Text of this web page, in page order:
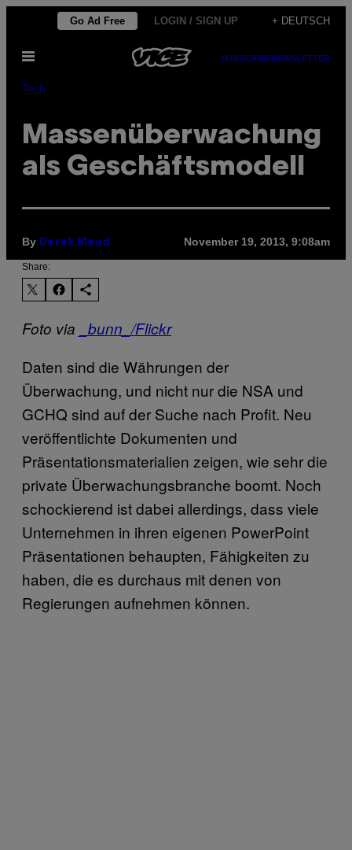
content
Go Ad Free LOGIN / SIGN UP + DEUTSCH
Open
SUBSCRIBENEWSLETTER
Tech
Massenüberwachung
als Geschäftsmodell
By Derek Mead November 19, 2013, 9:08am
Share:
Foto via _bunn_/Flickr
Daten sind die Währungen der
Überwachung, und nicht nur die NSA und
GCHQ sind auf der Suche nach Profit. Neu
veröffentlichte Dokumenten und
Präsentationsmaterialien zeigen, wie sehr die
private Überwachungsbranche boomt. Noch
schockierend ist dabei allerdings, dass viele
Unternehmen in ihren eigenen PowerPoint
Präsentationen behaupten, Fähigkeiten zu
haben, die es durchaus mit denen von
Regierungen aufnehmen können.